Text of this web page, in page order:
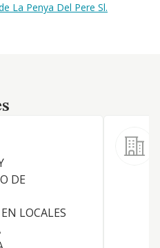
La Penya Del Pere Sl.
DE
LOCALES